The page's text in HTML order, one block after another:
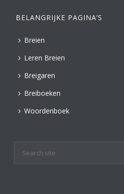
BELANGRIJKE PAGINA’S
Breien
Leren Breien
Breigaren
Breiboeken
Woordenboek